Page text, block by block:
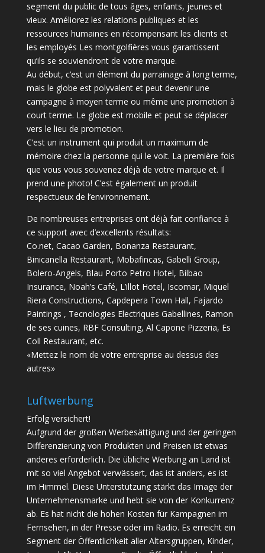
segment du public de tous âges, enfants, jeunes et
vieux. Améliorez les relations publiques et les
ressources humaines en récompensant les clients et
les employés Les montgolfières vous garantissent
qu’ils se souviendront de votre marque.
Au début, c’est un élément du parrainage à long terme,
mais le globe est polyvalent et peut devenir une
campagne à moyen terme ou même une promotion à
court terme. Le globe est mobile et peut se déplacer
vers le lieu de promotion.
C’est un instrument qui produit un maximum de
mémoire chez la personne qui le voit. La première fois
que vous vous souvenez déjà de votre marque et. Il
prend une photo! C’est également un produit
respectueux de l’environnement.
De nombreuses entreprises ont déjà fait confiance à
ce support avec d’excellents résultats:
Co.net, Cacao Garden, Bonanza Restaurant,
Binicanella Restaurant, Mobafincas, Gabelli Group,
Bolero-Angels, Blau Porto Petro Hotel, Bilbao
Insurance, Noah’s Café, L’illot Hotel, Iscomar, Miquel
Riera Constructions, Capdepera Town Hall, Fajardo
Paintings , Tecnologies Electriques Gabellines, Ramon
de ses cuines, RBF Consulting, Al Capone Pizzeria, Es
Coll Restaurant, etc.
«Mettez le nom de votre entreprise au dessus des
autres»
Luftwerbung
Erfolg versichert!
Aufgrund der großen Werbesättigung und der geringen
Differenzierung von Produkten und Preisen ist etwas
anderes erforderlich. Die übliche Werbung an Land ist
mit so viel Angebot verwässert, das ist anders, es ist
im Himmel. Diese Unterstützung stärkt das Image der
Unternehmensmarke und hebt sie von der Konkurrenz
ab. Es hat nicht die hohen Kosten für Kampagnen im
Fernsehen, in der Presse oder im Radio. Es erreicht ein
Segment der Öffentlichkeit aller Altersgruppen, Kinder,